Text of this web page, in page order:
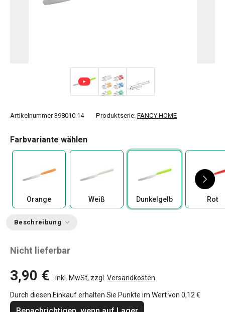
Artikelnummer 398010.14 Produktserie: FANCY HOME
Farbvariante wählen
Orange Weiß Dunkelgelb Rot
Beschreibung
Nicht lieferbar
3,90 € inkl. MwSt, zzgl. Versandkosten
Durch diesen Einkauf erhalten Sie Punkte im Wert von 0,12 €